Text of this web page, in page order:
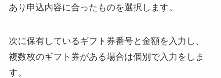
あり申込内容に合ったものを選択します。
次に保有しているギフト券番号と金額を入力し、
複数枚のギフト券がある場合は個別で入力をしま
す。